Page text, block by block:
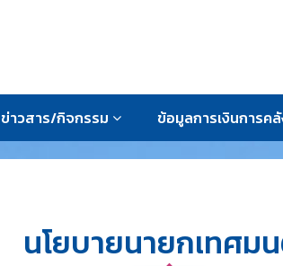
ข่าวสาร/กิจกรรม ข้อมูลการเงินการค
นโยบายนายกเทศม